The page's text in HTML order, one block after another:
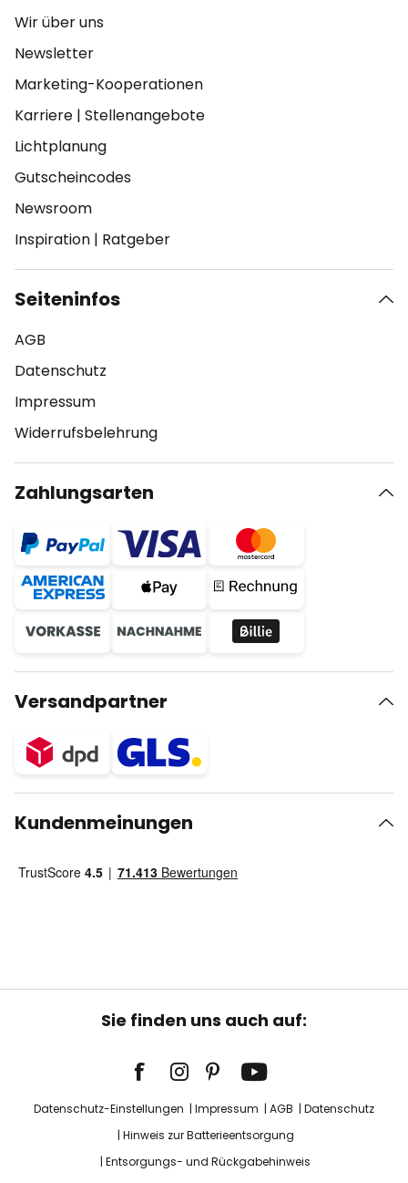
Wir über uns
Newsletter
Marketing-Kooperationen
Karriere | Stellenangebote
Lichtplanung
Gutscheincodes
Newsroom
Inspiration | Ratgeber
Seiteninfos
AGB
Datenschutz
Impressum
Widerrufsbelehrung
Zahlungsarten
Versandpartner
Kundenmeinungen
Sie finden uns auch auf:
Datenschutz-Einstellungen Impressum AGB
Datenschutz
Hinweis zur Batterieentsorgung
Entsorgungs- und Rückgabehinweis